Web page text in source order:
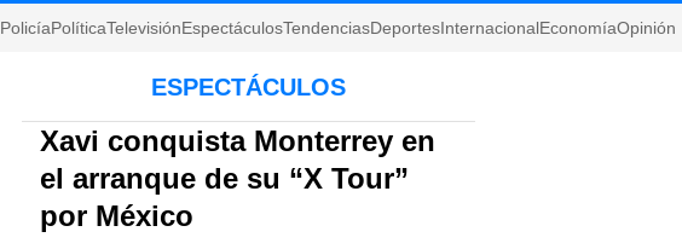
PolicíaPolíticaTelevisiónEspectáculosTendenciasDeportesInternacionalEconomíaOpinión
ESPECTÁCULOS
Xavi conquista Monterrey en
el arranque de su “X Tour”
por México